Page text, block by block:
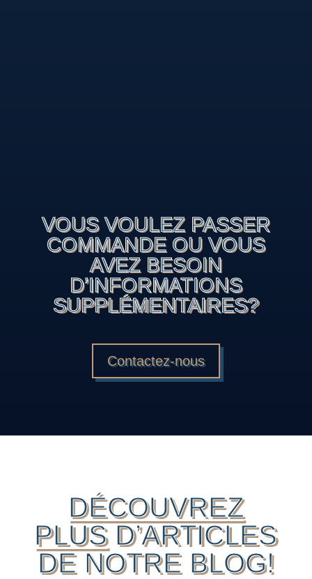
VOUS VOULEZ PASSER
COMMANDE OU VOUS
AVEZ BESOIN
D’INFORMATIONS
SUPPLÉMENTAIRES?
Contactez-nous
DÉCOUVREZ
PLUSD’ARTICLES
DE NOTRE BLOG!